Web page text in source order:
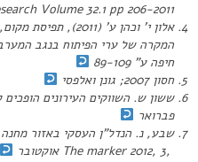
Volume 32.1 pp 206-2011
אלון י’ וכהן ע’
חיפה ע” 89-109
חסון 2007; גונן ואלפסי
פברואר
שבע, נ. הנדל”ן העסקי באזור
,The marker 2012, 3 אוקטובר